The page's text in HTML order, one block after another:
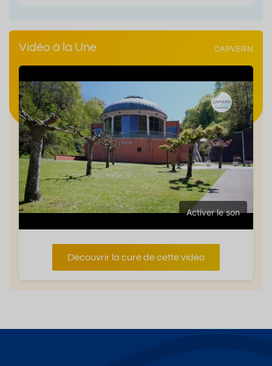
Vidéo à la Une CAPVERN
Activer le son
Découvrir la cure de cette video